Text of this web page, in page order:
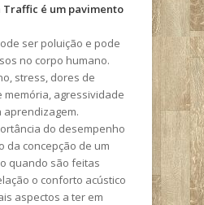
Traffic é um pavimento
ser poluição e pode
no corpo humano.
stress, dores de
memória, agressividade
aprendizagem.
do desempenho
da concepção de um
quando são feitas
o conforto acústico
aspectos a ter em